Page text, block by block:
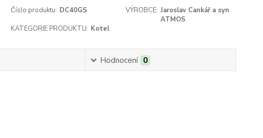
Číslo produktu: DC40GS VÝROBCE: Jaroslav Cankář a syn
ATMOS
KATEGORIE PRODUKTU: Kotel
Hodnocení 0